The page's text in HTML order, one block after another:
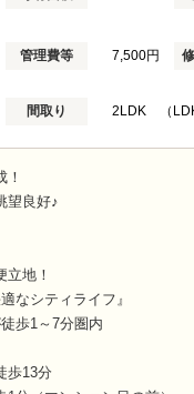
管理費等 7,500円
間取り 2LDK （
望良好♪
地！
なシティライフ』
歩1～7分圏内
歩13分